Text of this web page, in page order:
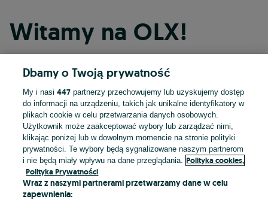
Witamy na OLX!
Kontynuuj przez Facebooka
Kontynuuj przez konto Apple
Kontynuuj przez konto Google
LUB
Dbamy o Twoją prywatność
My i nasi447 partnerzy przechowujemy lub uzyskujemy dostęp
do informacji na urządzeniu, takich jak unikalne identyfikatory w
plikach cookie w celu przetwarzania danych osobowych.
Użytkownik może zaakceptować wybory lub zarządzać nimi,
klikając poniżej lub w dowolnym momencie na stronie polityki
prywatności. Te wybory będą sygnalizowane naszym partnerom
i nie będą miały wpływu na dane przeglądania.
Polityka cookies,
Polityka Prywatności
Wraz z naszymi partnerami przetwarzamy dane w celu
zapewnienia: